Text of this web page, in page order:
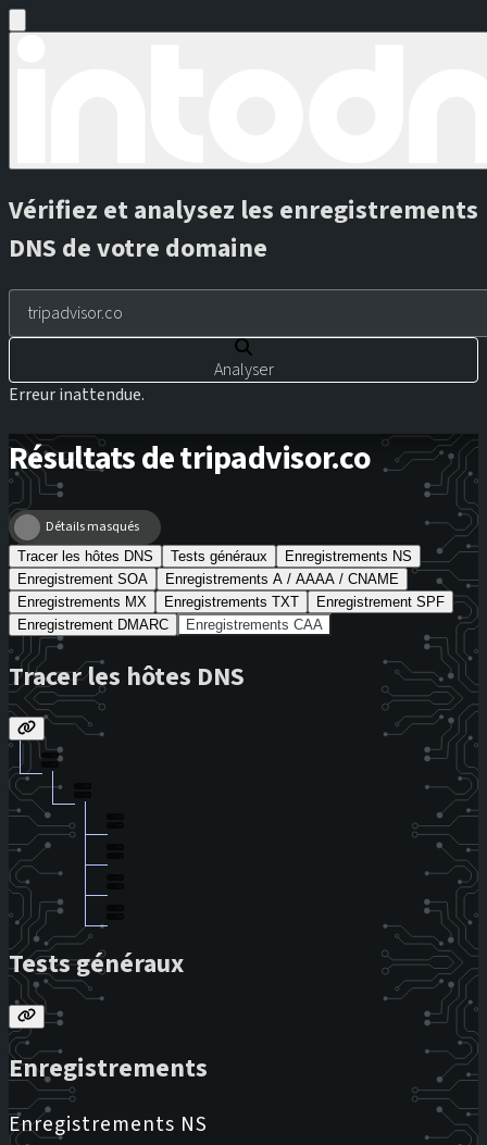
Vérifiez et analysez les enregistrements
DNS de votre domaine
Analyser
Erreur inattendue.
Résultats de tripadvisor.co
Détails masqués
Tracer les hôtes DNS Tests généraux
Enregistrements NS
Enregistrement SOA
Enregistrements A / AAAA / CNAME
Enregistrements MX
Enregistrements TXT
Enregistrement SPF
Enregistrement DMARC
Enregistrements CAA
Tracer les hôtes DNS
Tests généraux
Enregistrements
Enregistrements NS